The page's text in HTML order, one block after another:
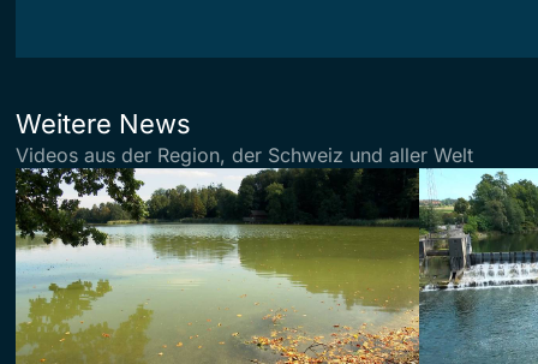
Weitere News
Videos aus der Region, der Schweiz und aller Welt